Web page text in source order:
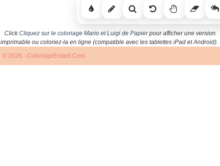
ClickCliquez sur le coloriage Mario et Luigi de Papierpour afficher une version
imprimable ou coloriez-la en ligne (compatible avec les tablettes iPad et Android).
© 2026 - ColoriageEnfant.Com